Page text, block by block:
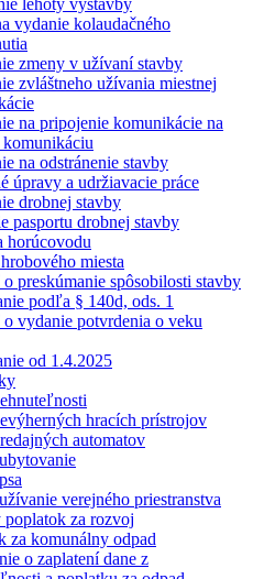
lehoty výstavby
vydanie kolaudačného
zmeny v užívaní stavby
zvláštneho užívania miestnej
na pripojenie komunikácie na
komunikáciu
na odstránenie stavby
úpravy a udržiavacie práce
drobnej stavby
pasportu drobnej stavby
horúcovodu
miesta
preskúmanie spôsobilosti stavby
podľa § 140d, ods. 1
vydanie potvrdenia o veku
od 1.4.2025
hracích prístrojov
automatov
verejného priestranstva
poplatok za rozvoj
za komunálny odpad
o zaplatení dane z